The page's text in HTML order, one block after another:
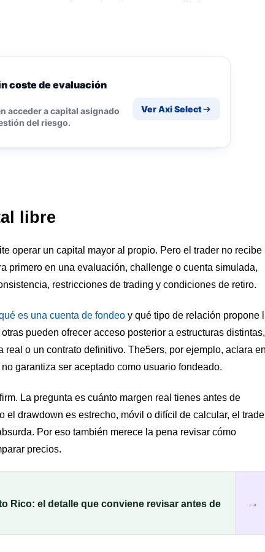
coste de evaluación
acceder a capital asignado
del riesgo.
Ver Axi Select
libre
operar un capital mayor al propio. Pero el trader no recibe
primero en una evaluación, challenge o cuenta simulada,
restricciones de trading y condiciones de retiro.
es una cuenta de fondeo y qué tipo de relación propone
pueden ofrecer acceso posterior a estructuras distintas,
o un contrato definitivo. The5ers, por ejemplo, aclara
garantiza ser aceptado como usuario fondeado.
La pregunta es cuánto margen real tienes antes de
el drawdown es estrecho, móvil o difícil de calcular, el
Por eso también merece la pena revisar cómo
precios.
Rico: el detalle que conviene revisar antes de
→